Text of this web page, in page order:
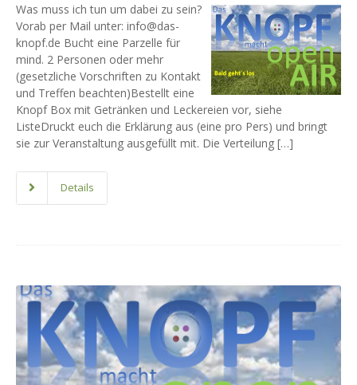
Was muss ich tun um dabei zu sein?
Vorab per Mail unter: info@das-
knopf.de Bucht eine Parzelle für
mind. 2 Personen oder mehr
(gesetzliche Vorschriften zu Kontakt
und Treffen beachten)Bestellt eine
Knopf Box mit Getränken und Leckereien vor, siehe
ListeDruckt euch die Erklärung aus (eine pro Pers) und bringt
sie zur Veranstaltung ausgefüllt mit. Die Verteilung […]
Details